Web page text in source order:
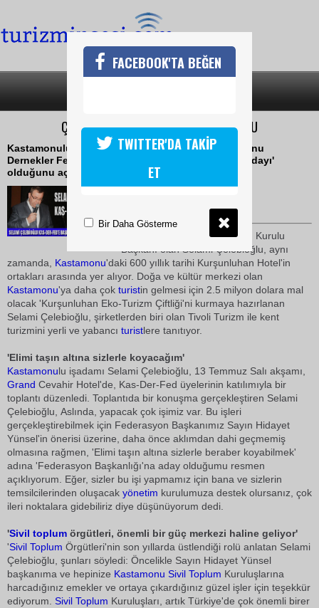
ÇELEBİOĞLU KAS-DER-FEDE ADAY OLDU
Kastamonulu işadamı Selami Çelebioğlu, Kastamonu
Dernekler Federasyonu (Kas-Der-Fed)'e, 'Başkan adayı'
olduğunu açıkladı
Merlin Travel AŞ.'ninYönetim
Kurulu
Başkanı olan Selami Çelebioğlu, aynı
zamanda, Kastamonu'daki 600 yıllık tarihi Kurşunluhan Hotel'in
ortakları arasında yer alıyor. Doğa ve kültür merkezi olan
Kastamonu'ya daha çok turistin gelmesi için 2.5 milyon dolara mal
olacak 'Kurşunluhan Eko-Turizm Çiftliği'ni kurmaya hazırlanan
Selami Çelebioğlu, şirketlerden biri olan Tivoli Turizm ile kent
turizmini yerli ve yabancı turistlere tanıtıyor.
'Elimi taşın altına sizlerle koyacağım'
Kastamonulu işadamı Selami Çelebioğlu, 13 Temmuz Salı akşamı,
Grand Cevahir Hotel'de, Kas-Der-Fed üyelerinin katılımıyla bir
toplantı düzenledi. Toplantıda bir konuşma gerçekleştiren Selami
Çelebioğlu, Aslında, yapacak çok işimiz var. Bu işleri
gerçekleştirebilmek için Federasyon Başkanımız Sayın Hidayet
Yünsel'in önerisi üzerine, daha önce aklımdan dahi geçmemiş
olmasına rağmen, 'Elimi taşın altına sizlerle beraber koyabilmek'
adına 'Federasyon Başkanlığı'na aday olduğumu resmen
açıklıyorum. Eğer, sizler bu işi yapmamız için bana ve sizlerin
temsilcilerinden oluşacak yönetim kurulumuza destek olursanız, çok
ileri noktalara gidebiliriz diye düşünüyorum dedi.
'Sivil toplum örgütleri, önemli bir güç merkezi haline geliyor'
'Sivil Toplum Örgütleri'nin son yıllarda üstlendiği rolü anlatan Selami
Çelebioğlu, şunları söyledi: Öncelikle Sayın Hidayet Yünsel
başkanıma ve hepinize Kastamonu Sivil Toplum Kuruluşlarına
harcadığınız emekler ve ortaya çıkardığınız güzel işler için teşekkür
ediyorum. Sivil Toplum Kuruluşları, artık Türkiye'de çok önemli birer
FACEBOOK'TA BEĞEN
TWITTER'DA TAKİP
ET
Bir Daha Gösterme